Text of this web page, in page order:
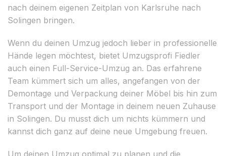
nach deinem eigenen Zeitplan von Karlsruhe nach
Solingen bringen.
Wenn du deinen Umzug jedoch lieber in professionelle
Hände legen möchtest, bietet Umzugsprofi Fiedler
auch einen Full-Service-Umzug an. Das erfahrene
Team kümmert sich um alles, angefangen von der
Demontage und Verpackung deiner Möbel bis hin zum
Transport und der Montage in deinem neuen Zuhause
in Solingen. Du musst dich um nichts kümmern und
kannst dich ganz auf deine neue Umgebung freuen.
Um deinen Umzug optimal zu planen und die